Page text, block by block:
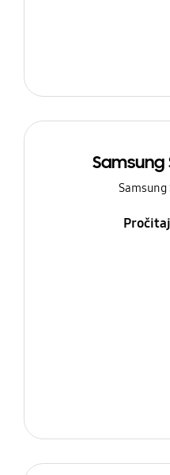
Samsung
Samsung